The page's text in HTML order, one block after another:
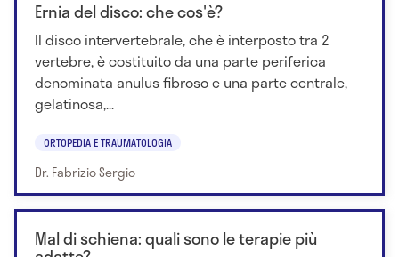
Ernia del disco: che cos'è?
Il disco intervertebrale, che è interposto tra 2
vertebre, è costituito da una parte periferica
denominata anulus fibroso e una parte centrale,
gelatinosa,...
ORTOPEDIA E TRAUMATOLOGIA
Dr. Fabrizio Sergio
Mal di schiena: quali sono le terapie più